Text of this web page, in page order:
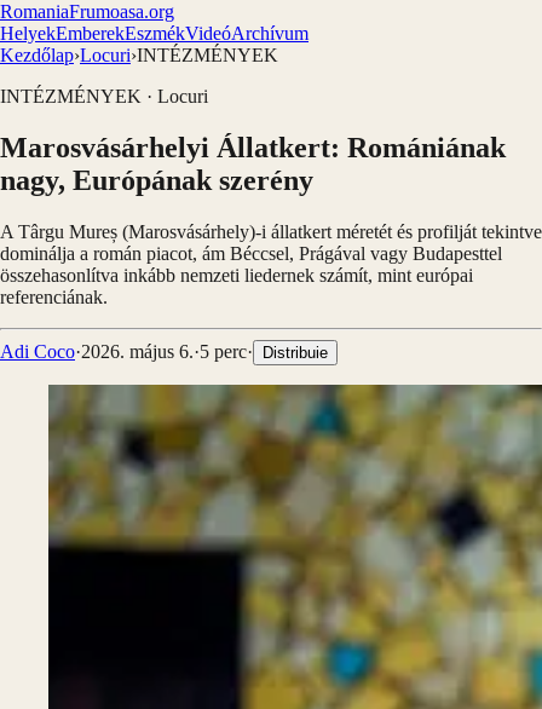
RomaniaFrumoasa.org
HelyekEmberekEszmékVideóArchívum
Kezdőlap›Locuri›INTÉZMÉNYEK
INTÉZMÉNYEK · Locuri
Marosvásárhelyi Állatkert: Romániának
nagy, Európának szerény
A Târgu Mureș (Marosvásárhely)-i állatkert méretét és profilját tekintve
dominálja a román piacot, ám Béccsel, Prágával vagy Budapesttel
összehasonlítva inkább nemzeti liedernek számít, mint európai
referenciának.
Adi Coco·2026. május 6.·5 perc· Distribuie